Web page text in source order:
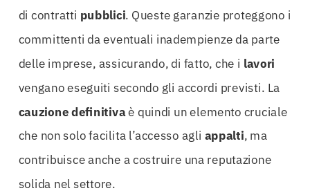
di contratti pubblici. Queste garanzie proteggono i
committenti da eventuali inadempienze da parte
delle imprese, assicurando, di fatto, che i lavori
vengano eseguiti secondo gli accordi previsti. La
cauzionedefinitivaè quindi un elemento cruciale
che non solo facilita l’accesso agli appalti, ma
contribuisce anche a costruire una reputazione
solida nel settore.